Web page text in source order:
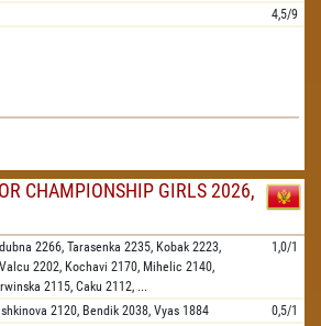
4,5/9
CHAMPIONSHIP GIRLS 2026,
2266, Tarasenka 2235, Kobak 2223,
Valcu 2202, Kochavi 2170, Mihelic 2140,
2115, Caku 2112, ...
1,0/1
2120, Bendik 2038, Vyas 1884 0,5/1